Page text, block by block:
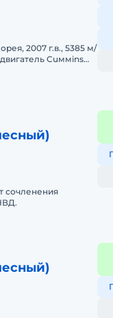
2007 г.в., 5385 м/
Cuммins
сочленения